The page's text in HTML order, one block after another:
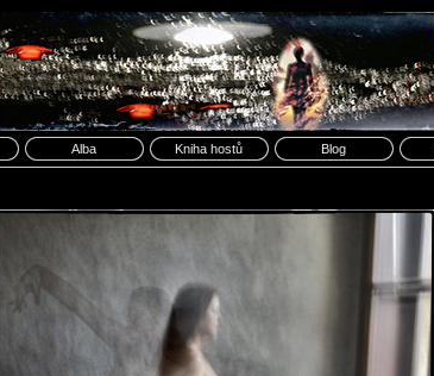
Alba Kniha hostů Blog